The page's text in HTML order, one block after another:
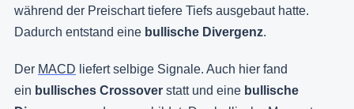
während der Preischart tiefere Tiefs ausgebaut hatte.
Dadurch entstand eine bullische Divergenz.
Der MACD liefert selbige Signale. Auch hier fand
ein bullisches Crossover statt und eine bullische